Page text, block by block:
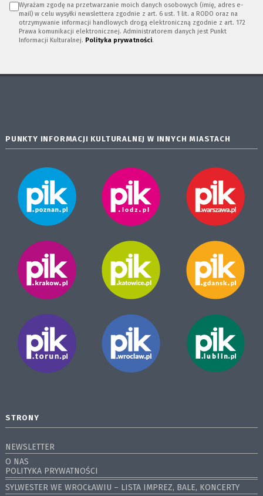
Wyrażam zgodę na przetwarzanie moich danych osobowych (imię, adres e-
mail) w celu wysyłki newslettera zgodnie z art. 6 ust. 1 lit. a RODO oraz na
otrzymywanie informacji handlowych drogą elektroniczną zgodnie z art. 172
Prawa komunikacji elektronicznej. Administratorem danych jest Punkt
Informacji Kulturalnej. Polityka prywatności.
PUNKTY INFORMACJI KULTURALNEJ W INNYCH MIASTACH
STRONY
NEWSLETTER
O NAS
POLITYKA PRYWATNOŚCI
SYLWESTER WE WROCŁAWIU – LISTA IMPREZ, BALE, KONCERTY